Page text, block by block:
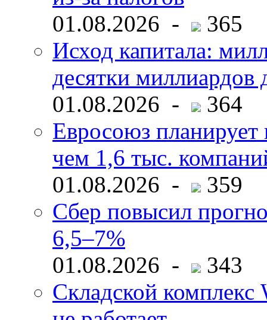
01.08.2026 -
365
Исход капитала:
десятки миллиардов
01.08.2026 -
364
Евросоюз планирует
чем 1,6 тыс.
01.08.2026 -
359
Сбер повысил
6,5–7%
01.08.2026 -
343
Складской комплекс